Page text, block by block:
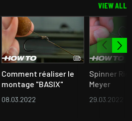
VIEW ALL
Comment réaliser le
montage "BASIX"
08.03.2022
Spinner
Meyer
29.03.2022